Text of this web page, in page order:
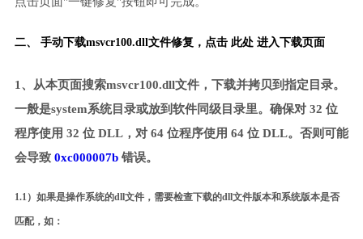
二、 手动下载msvcr100.dll文件修复， 点击 此处 进入下载页面
1、从本页面搜索msvcr100.dll文件，下载并拷贝到指定目录。
一般是system系统目录或放到软件同级目录里。确保对 32 位
程序使用 32 位 DLL，对 64 位程序使用 64 位 DLL。否则可能
会导致 0xc000007b错误。
1.1）如果是操作系统的dll文件，需要检查下载的dll文件版本和系统版本是否
匹配，如：